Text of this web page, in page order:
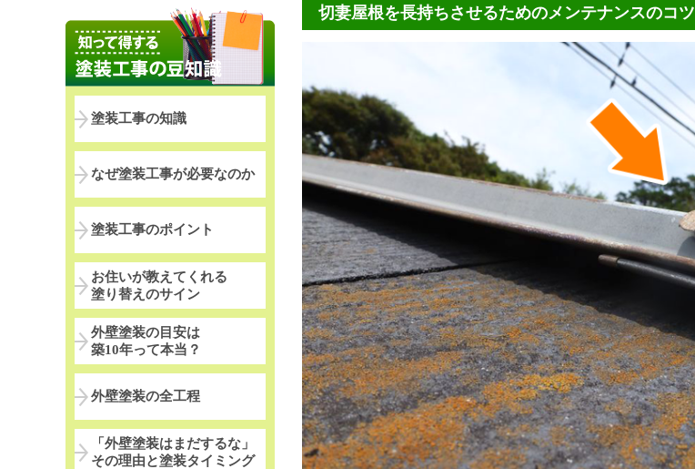
切妻屋根を長持ちさせるためのメンテナンスのコツ
塗装工事の知識
なぜ塗装工事が必要なのか
塗装工事のポイント
お住いが教えてくれる
塗り替えのサイン
外壁塗装の目安は
築10年って本当？
外壁塗装の全工程
「外壁塗装はまだするな」
その理由と塗装タイミング